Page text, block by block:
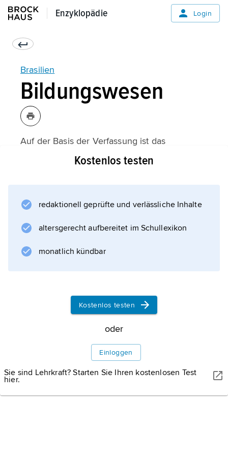
Enzyklopädie
Enzyklopädie Login
Brasilien
Bildungswesen
Auf der Basis der Verfassung ist das
Bildungswesen föderal strukturiert. In der
Verantwortung der Gemeinden, die
Sekundarstufe in der Verantwortung von
Universitäten ist der Bund zuständig. Die
Informationen zum Artikel
Kostenlos testen
redaktionell geprüfte und verlässliche Inhalte
altersgerecht aufbereitet im Schullexikon
monatlich kündbar
Kostenlos testen
oder
Einloggen
Sie sind Lehrkraft? Starten Sie Ihren kostenlosen Test
hier.